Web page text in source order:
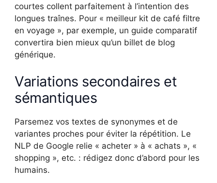
courtes collent parfaitement à l’intention des
longues traînes. Pour « meilleur kit de café filtre
en voyage », par exemple, un guide comparatif
convertira bien mieux qu’un billet de blog
générique.
Variations secondaires et
sémantiques
Parsemez vos textes de synonymes et de
variantes proches pour éviter la répétition. Le
NLP de Google relie « acheter » à « achats », «
shopping », etc. : rédigez donc d’abord pour les
humains.